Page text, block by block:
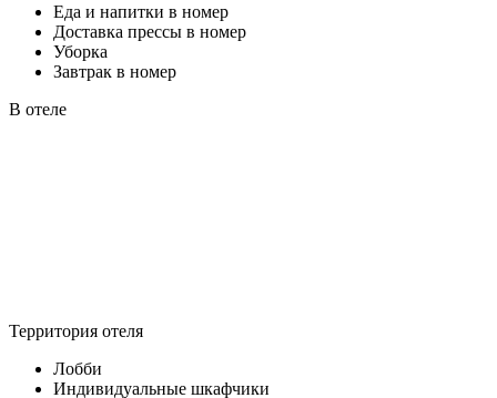
Еда и напитки в номер
Доставка прессы в номер
Уборка
Завтрак в номер
В отеле
Территория отеля
Лобби
Индивидуальные шкафчики